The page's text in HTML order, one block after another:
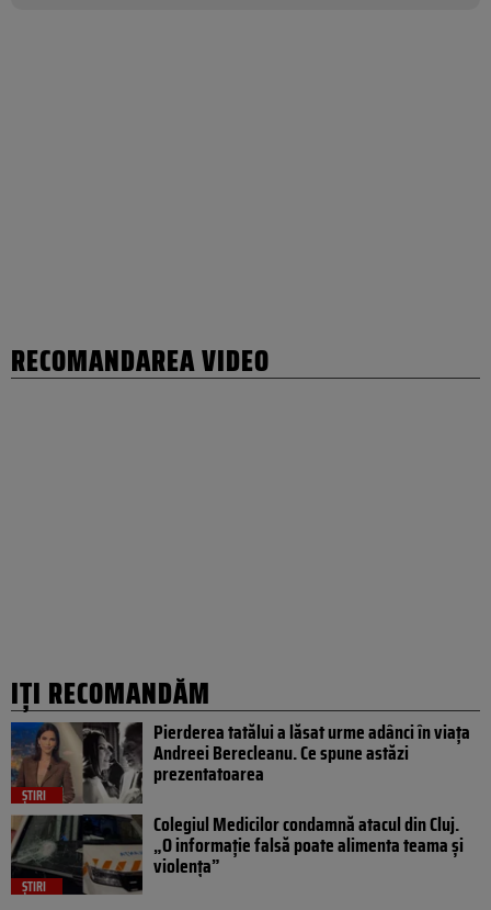
RECOMANDAREA VIDEO
IȚI RECOMANDĂM
ȘTIRI
Pierderea tatălui a lăsat urme adânci în viața
Andreei Berecleanu. Ce spune astăzi
prezentatoarea
ȘTIRI
Colegiul Medicilor condamnă atacul din Cluj.
„O informație falsă poate alimenta teama și
violența”